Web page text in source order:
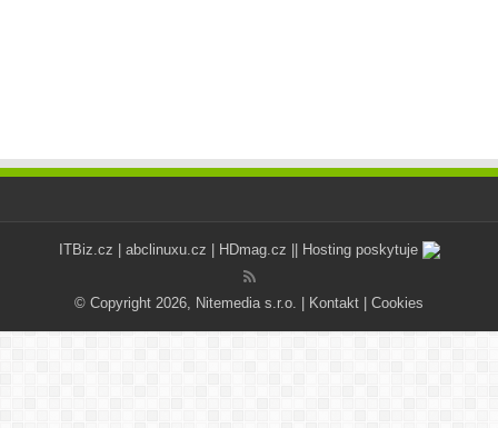
ITBiz.cz | abclinuxu.cz | HDmag.cz || Hosting poskytuje
© Copyright 2026, Nitemedia s.r.o. | Kontakt | Cookies